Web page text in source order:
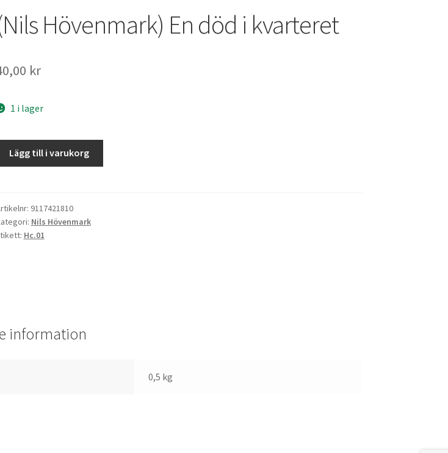
Hövenmark) En död i kvarteret
kr
1 i lager
Lägg till i varukorg
9117421810
Nils Hövenmark
Hc.01
information
0,5 kg